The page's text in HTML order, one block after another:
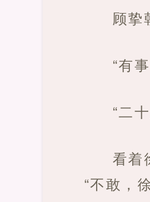
顾挚
“有
“二
看着
“不敢，